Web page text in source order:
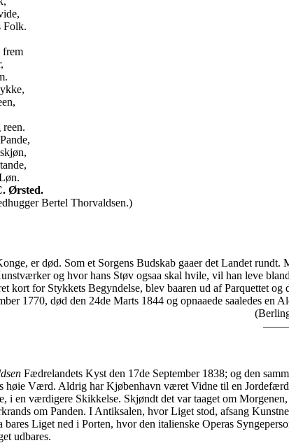
Folk.
frem
Ørsted.
Bertel Thorvaldsen.)
er død. Som et Sorgens Budskab gaaer det Landet
og hvor hans Støv ogsaa skal hvile, vil han leve
kort for Stykkets Begyndelse, blev baaren ud af Parquettet og
1770, død den 24de Marts 1844 og opnaaede saaledes
Fædrelandets Kyst den 17de September 1838; og den
høie Værd. Aldrig har Kjøbenhavn været Vidne til en
i en værdigere Skikkelse. Skjøndt det var taaget om
om Panden. I Antiksalen, hvor Liget stod, afsang
bares Liget ned i Porten, hvor den italienske Operas
udbares.